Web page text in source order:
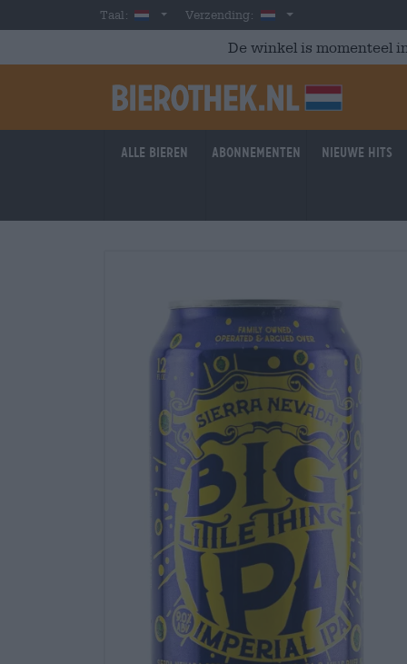
Skip to main content
Taal: DutchVerzending: Nederland
De winkel is momenteel
Alle bieren Abonnementen Nieuwe hits